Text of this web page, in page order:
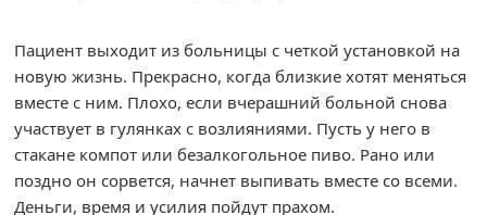
Пациент выходит из больницы с четкой установкой на
новую жизнь. Прекрасно, когда близкие хотят меняться
вместе с ним. Плохо, если вчерашний больной снова
участвует в гулянках с возлияниями. Пусть у него в
стакане компот или безалкогольное пиво. Рано или
поздно он сорвется, начнет выпивать вместе со всеми.
Деньги, время и усилия пойдут прахом.